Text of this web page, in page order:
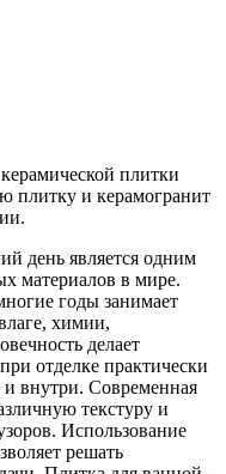
плитки
плитку и керамогранит
день является одним
материалов в мире.
годы занимает
химии,
делает
отделке практически
внутри. Современная
текстуру и
Использование
решать